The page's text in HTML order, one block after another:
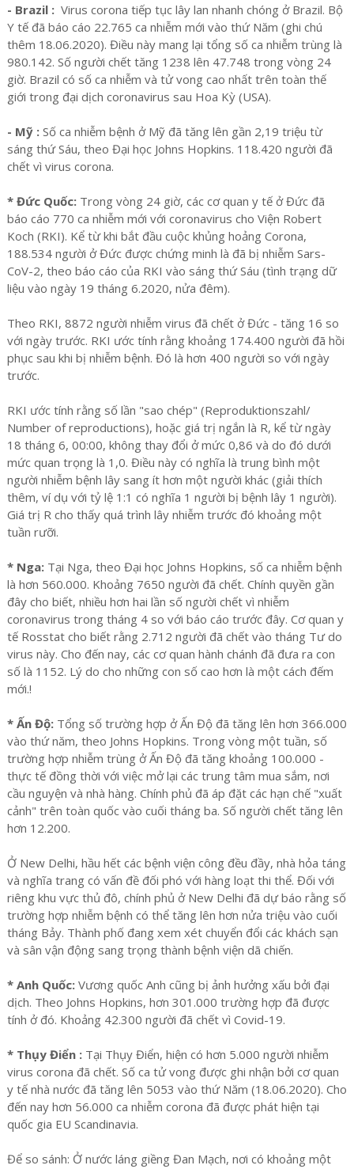
- Brazil : Virus corona tiếp tục lây lan nhanh chóng ở Brazil. Bộ
Y tế đã báo cáo 22.765 ca nhiễm mới vào thứ Năm (ghi chú
thêm 18.06.2020). Điều này mang lại tổng số ca nhiễm trùng là
980.142. Số người chết tăng 1238 lên 47.748 trong vòng 24
giờ. Brazil có số ca nhiễm và tử vong cao nhất trên toàn thế
giới trong đại dịch coronavirus sau Hoa Kỳ (USA).
- Mỹ : Số ca nhiễm bệnh ở Mỹ đã tăng lên gần 2,19 triệu từ
sáng thứ Sáu, theo Đại học Johns Hopkins. 118.420 người đã
chết vì virus corona.
* Đức Quốc:Trong vòng 24 giờ, các cơ quan y tế ở Đức đã
báo cáo 770 ca nhiễm mới với coronavirus cho Viện Robert
Koch (RKI). Kể từ khi bắt đầu cuộc khủng hoảng Corona,
188.534 người ở Đức được chứng minh là đã bị nhiễm Sars-
CoV-2, theo báo cáo của RKI vào sáng thứ Sáu (tình trạng dữ
liệu vào ngày 19 tháng 6.2020, nửa đêm).
Theo RKI, 8872 người nhiễm virus đã chết ở Đức - tăng 16 so
với ngày trước. RKI ước tính rằng khoảng 174.400 người đã hồi
phục sau khi bị nhiễm bệnh. Đó là hơn 400 người so với ngày
trước.
RKI ước tính rằng số lần "sao chép" (Reproduktionszahl/
Number of reproductions), hoặc giá trị ngắn là R, kể từ ngày
18 tháng 6, 00:00, không thay đổi ở mức 0,86 và do đó dưới
mức quan trọng là 1,0. Điều này có nghĩa là trung bình một
người nhiễm bệnh lây sang ít hơn một người khác (giải thích
thêm, ví dụ với tỷ lệ 1:1 có nghĩa 1 người bị bệnh lây 1 người).
Giá trị R cho thấy quá trình lây nhiễm trước đó khoảng một
tuần rưỡi.
* Nga: Tại Nga, theo Đại học Johns Hopkins, số ca nhiễm bệnh
là hơn 560.000. Khoảng 7650 người đã chết. Chính quyền gần
đây cho biết, nhiều hơn hai lần số người chết vì nhiễm
coronavirus trong tháng 4 so với báo cáo trước đây. Cơ quan y
tế Rosstat cho biết rằng 2.712 người đã chết vào tháng Tư do
virus này. Cho đến nay, các cơ quan hành chánh đã đưa ra con
số là 1152. Lý do cho những con số cao hơn là một cách đếm
mới.!
* Ấn Độ: Tổng số trường hợp ở Ấn Độ đã tăng lên hơn 366.000
vào thứ năm, theo Johns Hopkins. Trong vòng một tuần, số
trường hợp nhiễm trùng ở Ấn Độ đã tăng khoảng 100.000 -
thực tế đồng thời với việc mở lại các trung tâm mua sắm, nơi
cầu nguyện và nhà hàng. Chính phủ đã áp đặt các hạn chế "xuất
cảnh" trên toàn quốc vào cuối tháng ba. Số người chết tăng lên
hơn 12.200.
Ở New Delhi, hầu hết các bệnh viện công đều đầy, nhà hỏa táng
và nghĩa trang có vấn đề đối phó với hàng loạt thi thể. Đối với
riêng khu vực thủ đô, chính phủ ở New Delhi đã dự báo rằng số
trường hợp nhiễm bệnh có thể tăng lên hơn nửa triệu vào cuối
tháng Bảy. Thành phố đang xem xét chuyển đổi các khách sạn
và sân vận động sang trọng thành bệnh viện dã chiến.
* Anh Quốc:Vương quốc Anh cũng bị ảnh hưởng xấu bởi đại
dịch. Theo Johns Hopkins, hơn 301.000 trường hợp đã được
tính ở đó. Khoảng 42.300 người đã chết vì Covid-19.
* Thụy Điển : Tại Thụy Điển, hiện có hơn 5.000 người nhiễm
virus corona đã chết. Số ca tử vong được ghi nhận bởi cơ quan
y tế nhà nước đã tăng lên 5053 vào thứ Năm (18.06.2020). Cho
đến nay hơn 56.000 ca nhiễm corona đã được phát hiện tại
quốc gia EU Scandinavia.
Để so sánh: Ở nước láng giềng Đan Mạch, nơi có khoảng một